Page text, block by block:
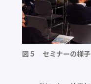
図５ セミナーの様子